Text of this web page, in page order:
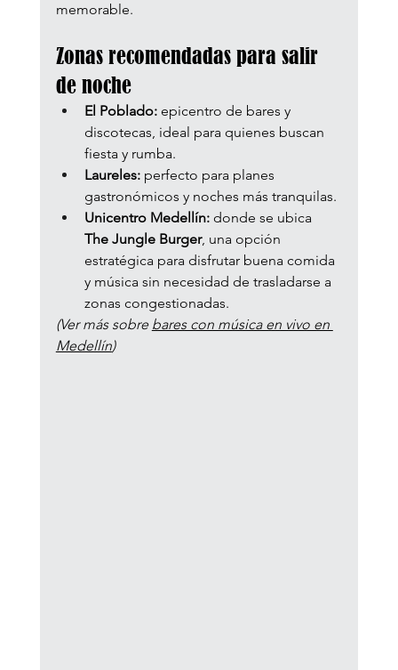
memorable.
Zonas recomendadas para salir
de noche
El Poblado: epicentro de bares y
discotecas, ideal para quienes buscan
fiesta y rumba.
Laureles: perfecto para planes
gastronómicos y noches más tranquilas.
Unicentro Medellín: donde se ubica
The Jungle Burger, una opción
estratégica para disfrutar buena comida
y música sin necesidad de trasladarse a
zonas congestionadas.
(Ver más sobre bares con música en vivo en
Medellín)